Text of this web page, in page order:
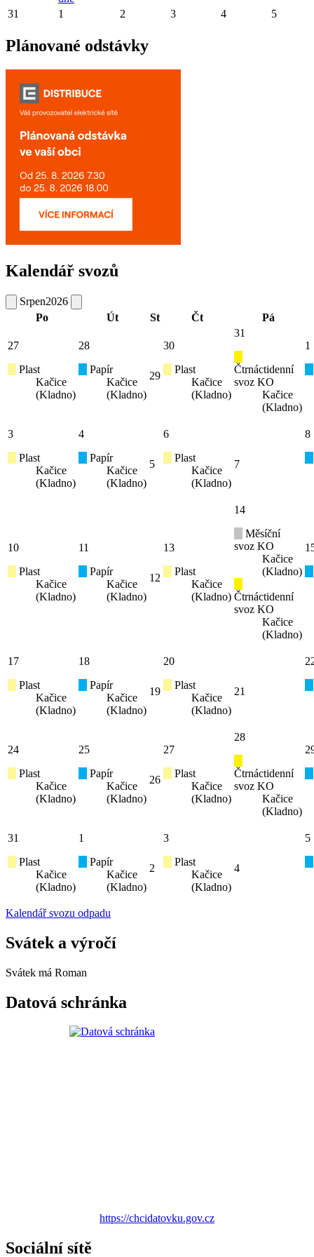
31 1 2 3 4 5
Plánované odstávky
Kalendář svozů
Srpen2026
Po
Út St Čt Pá
27
Plast
Kačice
(Kladno)
28
Papír
Kačice
(Kladno)
29
30
Plast
Kačice
(Kladno)
31
Čtrnáctidenní
svoz KO
Kačice
(Kladno)
1
3
Plast
Kačice
(Kladno)
4
Papír
Kačice
(Kladno)
5
6
Plast
Kačice
(Kladno)
7
8
10
Plast
Kačice
(Kladno)
11
Papír
Kačice
(Kladno)
12
13
Plast
Kačice
(Kladno)
14
Měsíční
svoz KO
Kačice
(Kladno)
Čtrnáctidenní
svoz KO
Kačice
(Kladno)
17
Plast
Kačice
(Kladno)
18
Papír
Kačice
(Kladno)
19
20
Plast
Kačice
(Kladno)
21
24
Plast
Kačice
(Kladno)
25
Papír
Kačice
(Kladno)
26
27
Plast
Kačice
(Kladno)
28
Čtrnáctidenní
svoz KO
Kačice
(Kladno)
31
Plast
Kačice
(Kladno)
1
Papír
Kačice
(Kladno)
2
3
Plast
Kačice
(Kladno)
4
5
Kalendář svozu odpadu
Svátek a výročí
Svátek má Roman
Datová schránka
https://chcidatovku.gov.cz
Sociální sítě